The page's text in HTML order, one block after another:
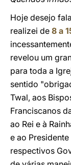
Hoje desejo
realizei de 8 a
revelou um
para toda a
sentido
Twal, aos
Franciscanos
ao Rei e à
e ao
respectivos